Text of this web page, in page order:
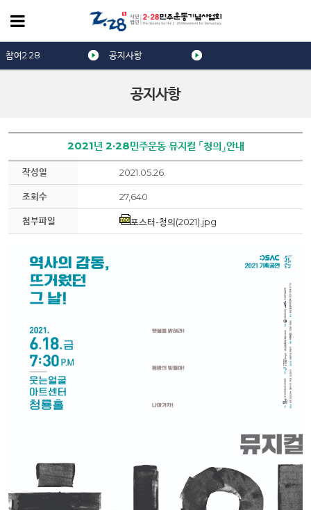
공지사항
참여2·28 공지사항
2021년 2·28민주운동 뮤지컬 「청의」안내
작성일 2021.05.26.
조회수 27,640
첨부파일 포스터-청의(2021).jpg